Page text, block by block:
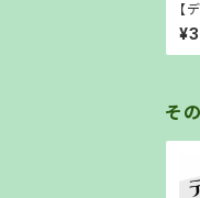
【
ターダ
RL
そ